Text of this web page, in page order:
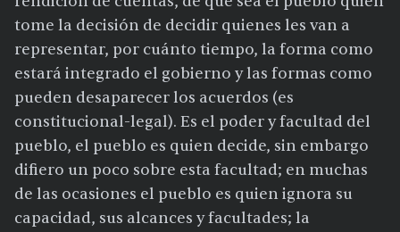
tome la decisión de decidir quienes les van a
representar, por cuánto tiempo, la forma como
estará integrado el gobierno y las formas como
pueden desaparecer los acuerdos (es
constitucional-legal). Es el poder y facultad del
pueblo, el pueblo es quien decide, sin embargo
difiero un poco sobre esta facultad; en muchas
de las ocasiones el pueblo es quien ignora su
capacidad, sus alcances y facultades; la